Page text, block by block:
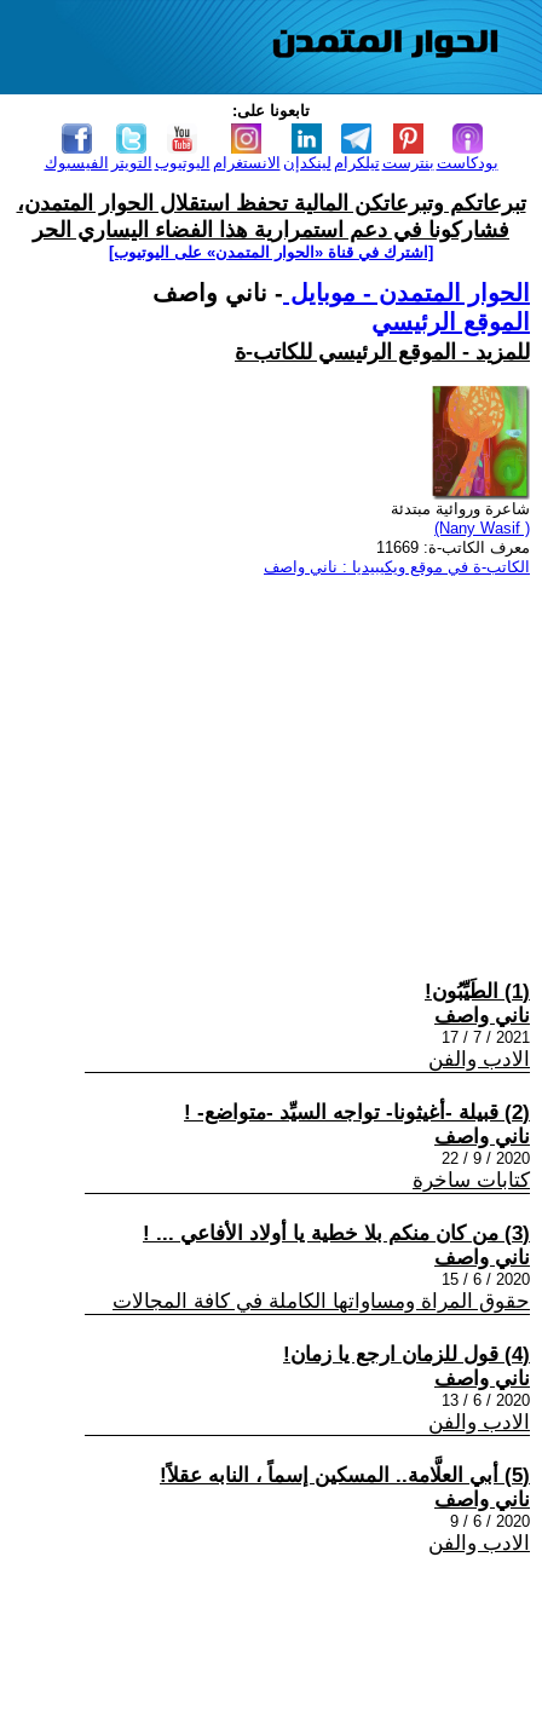
تابعونا على:
الفيسبوك التويتر اليوتيوب الانستغرام لينكدإن تيلكرامبنترست بودكاست
تبرعاتكم وتبرعاتكن المالية تحفظ استقلال الحوار المتمدن،
فشاركونا في دعم استمرارية هذا الفضاء اليساري الحر
[اشترك في قناة ‫«الحوار المتمدن» على اليوتيوب]
الحوار المتمدن - موبايل - ناني واصف
الموقع الرئيسي
للمزيد - الموقع الرئيسي للكاتب-ة
شاعرة وروائية مبتدئة
(Nany Wasif )
معرف الكاتب-ة: 11669
الكاتب-ة في موقع ويكيبيديا : ناني واصف
(1) الطَيِّبُون!
ناني واصف
2021 / 7 / 17
الادب والفن
(2) قبيلة -أغيثونا- تواجه السيِّد -متواضع- !
ناني واصف
2020 / 9 / 22
كتابات ساخرة
(3) من كان منكم بلا خطية يا أولاد الأفاعي ... !
ناني واصف
2020 / 6 / 15
حقوق المراة ومساواتها الكاملة في كافة المجالات
(4) قول للزمان ارجع يا زمان!
ناني واصف
2020 / 6 / 13
الادب والفن
(5) أبي العلَّامة.. المسكين إسماً ، النابه عقلاً!
ناني واصف
2020 / 6 / 9
الادب والفن